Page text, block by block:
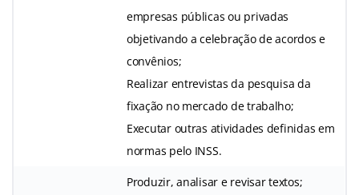
empresas públicas ou privadas
objetivando a celebração de acordos e
convênios;
Realizar entrevistas da pesquisa da
fixação no mercado de trabalho;
Executar outras atividades definidas em
normas pelo INSS.
Produzir, analisar e revisar textos;